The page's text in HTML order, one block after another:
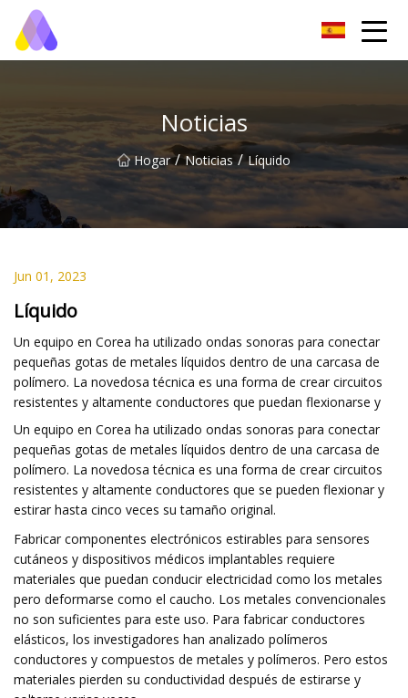
Noticias
Hogar / Noticias / Líquido
Jun 01, 2023
Líquido
Un equipo en Corea ha utilizado ondas sonoras para conectar
pequeñas gotas de metales líquidos dentro de una carcasa de
polímero. La novedosa técnica es una forma de crear circuitos
resistentes y altamente conductores que puedan flexionarse y
Un equipo en Corea ha utilizado ondas sonoras para conectar
pequeñas gotas de metales líquidos dentro de una carcasa de
polímero. La novedosa técnica es una forma de crear circuitos
resistentes y altamente conductores que se pueden flexionar y
estirar hasta cinco veces su tamaño original.
Fabricar componentes electrónicos estirables para sensores
cutáneos y dispositivos médicos implantables requiere
materiales que puedan conducir electricidad como los metales
pero deformarse como el caucho. Los metales convencionales
no son suficientes para este uso. Para fabricar conductores
elásticos, los investigadores han analizado polímeros
conductores y compuestos de metales y polímeros. Pero estos
materiales pierden su conductividad después de estirarse y